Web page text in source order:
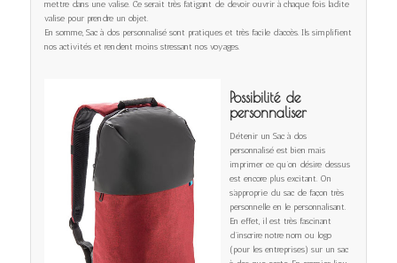
mettre dans une valise. Ce serait très fatigant de devoir ouvrir à chaque fois ladite
valise pour prendre un objet.
En somme, Sac à dos personnalisé sont pratiques et très facile d’accès. Ils simplifient
nos activités et rendent moins stressant nos voyages.
Possibilité de
personnaliser
Détenir un Sac à dos
personnalisé est bien mais
imprimer ce qu’on désire dessus
est encore plus excitant. On
s’approprie du sac de façon très
personnelle en le personnalisant.
En effet, il est très fascinant
d’inscrire notre nom ou logo
(pour les entreprises) sur un sac